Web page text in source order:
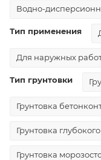
Водно-
Тип применения
Для наружных
Тип грунтовки
Грунтовка
Грунтовка
Грунтовка